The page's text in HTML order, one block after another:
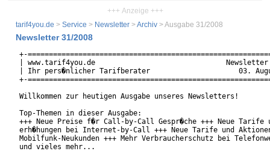
+++ Anzeige +++
tarif4you.de > Service > Newsletter >Archiv > Ausgabe 31/2008
Newsletter 31/2008
+-
| www.tarif4you.de                               Newsletter
| Ihr pers�nlicher Tarifberater                     03.
+-
Willkommen zur heutigen Ausgabe unseres Newsletters!
Top-Themen in dieser Ausgabe:
+++ Neue Preise f�r Call-by-Call Gespr�che +++ Neue Tarife
erh�hungen bei Internet-by-Call +++ Neue Tarife und
Mobilfunk-Neukunden +++ Mehr Verbraucherschutz bei
und vieles mehr...